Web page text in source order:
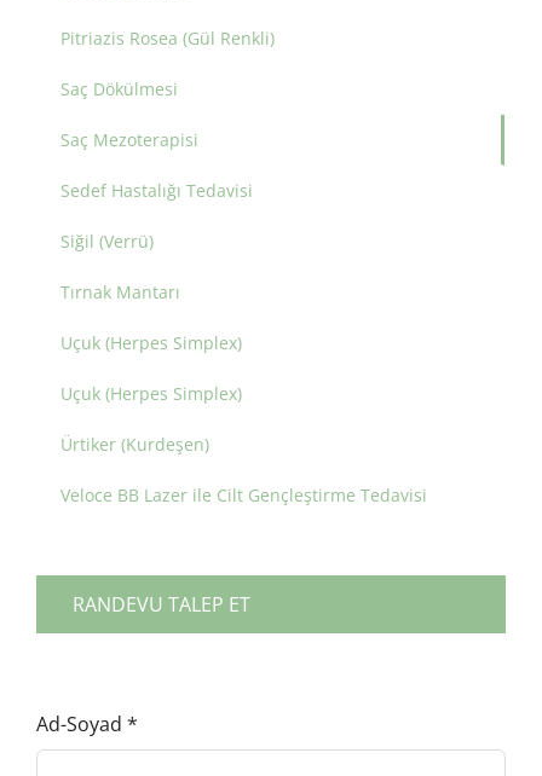
Pitriazis Rosea (Gül Renkli)
Saç Dökülmesi
Saç Mezoterapisi
Sedef Hastalığı Tedavisi
Siğil (Verrü)
Tırnak Mantarı
Uçuk (Herpes Simplex)
Uçuk (Herpes Simplex)
Ürtiker (Kurdeşen)
Veloce BB Lazer ile Cilt Gençleştirme Tedavisi
RANDEVU TALEP ET
Ad-Soyad *